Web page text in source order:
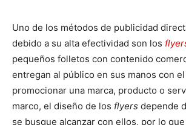
Uno de los métodos de publicidad
debido a su alta efectividad son los
pequeños folletos con contenido
entregan al público en sus manos con
promocionar una marca, producto o
marco, el diseño de los flyers depende
se busque alcanzar con ellos, por lo